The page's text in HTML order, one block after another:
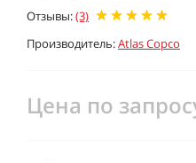
Отзывы:(3)
Производитель:Atlas Copco
Цена по